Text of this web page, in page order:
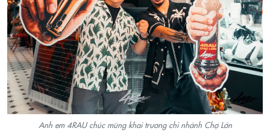
Anh em 4RAU chúc mừng khai trương chi nhánh Chợ Lớn